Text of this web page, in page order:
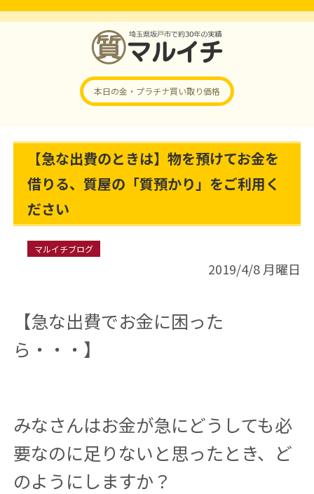
本日の金・プラチナ買い取り価格
【急な出費のときは】物を預けてお金を
借りる、質屋の「質預かり」をご利用く
ださい
マルイチブログ
2019/4/8 月曜日
【急な出費でお金に困った
ら・・・】
みなさんはお金が急にどうしても必
要なのに足りないと思ったとき、ど
のようにしますか？